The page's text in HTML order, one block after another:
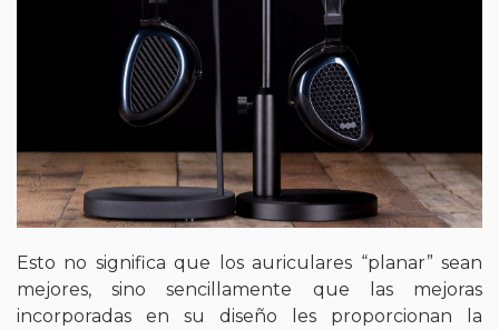
Esto no significa que los auriculares “planar” sean
mejores, sino sencillamente que las mejoras
incorporadas en su diseño les proporcionan la